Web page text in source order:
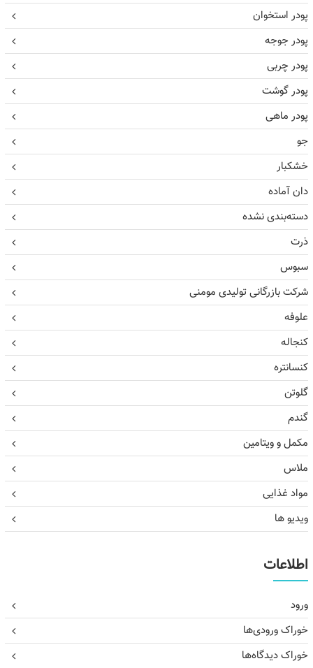
پودر استخوان
پودر جوجه
پودر چربی
پودر گوشت
پودر ماهی
جو
خشکبار
دان آماده
دسته‌بندی نشده
ذرت
سبوس
شرکت بازرگانی تولیدی مومنی
علوفه
کنجاله
کنسانتره
گلوتن
گندم
مکمل و ویتامین
ملاس
مواد غذایی
ویدیو ها
اطلاعات
ورود
خوراک ورودی‌ها
خوراک دیدگاه‌ها